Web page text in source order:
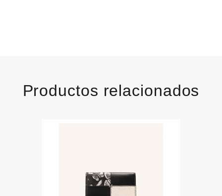
Productos relacionados